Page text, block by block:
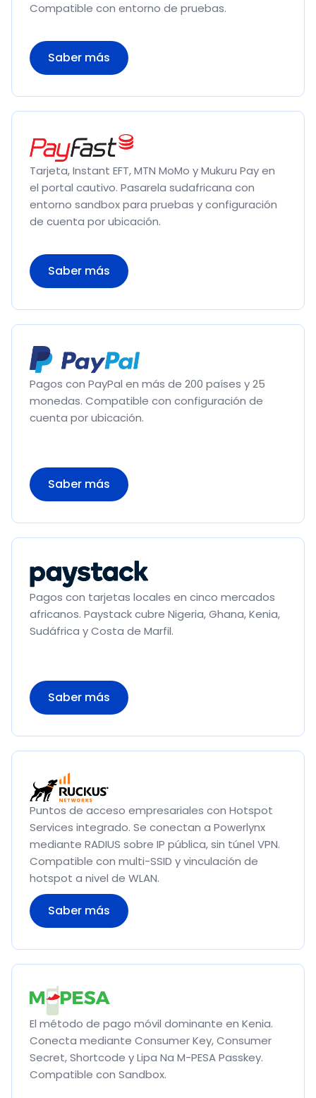
Compatible con entorno de pruebas.
Saber más
Tarjeta, Instant EFT, MTN MoMo y Mukuru Pay en
el portal cautivo. Pasarela sudafricana con
entorno sandbox para pruebas y configuración
de cuenta por ubicación.
Saber más
Pagos con PayPal en más de 200 países y 25
monedas. Compatible con configuración de
cuenta por ubicación.
Saber más
Pagos con tarjetas locales en cinco mercados
africanos. Paystack cubre Nigeria, Ghana, Kenia,
Sudáfrica y Costa de Marfil.
Saber más
Puntos de acceso empresariales con Hotspot
Services integrado. Se conectan a Powerlynx
mediante RADIUS sobre IP pública, sin túnel VPN.
Compatible con multi-SSID y vinculación de
hotspot a nivel de WLAN.
Saber más
El método de pago móvil dominante en Kenia.
Conecta mediante Consumer Key, Consumer
Secret, Shortcode y Lipa Na M-PESA Passkey.
Compatible con Sandbox.